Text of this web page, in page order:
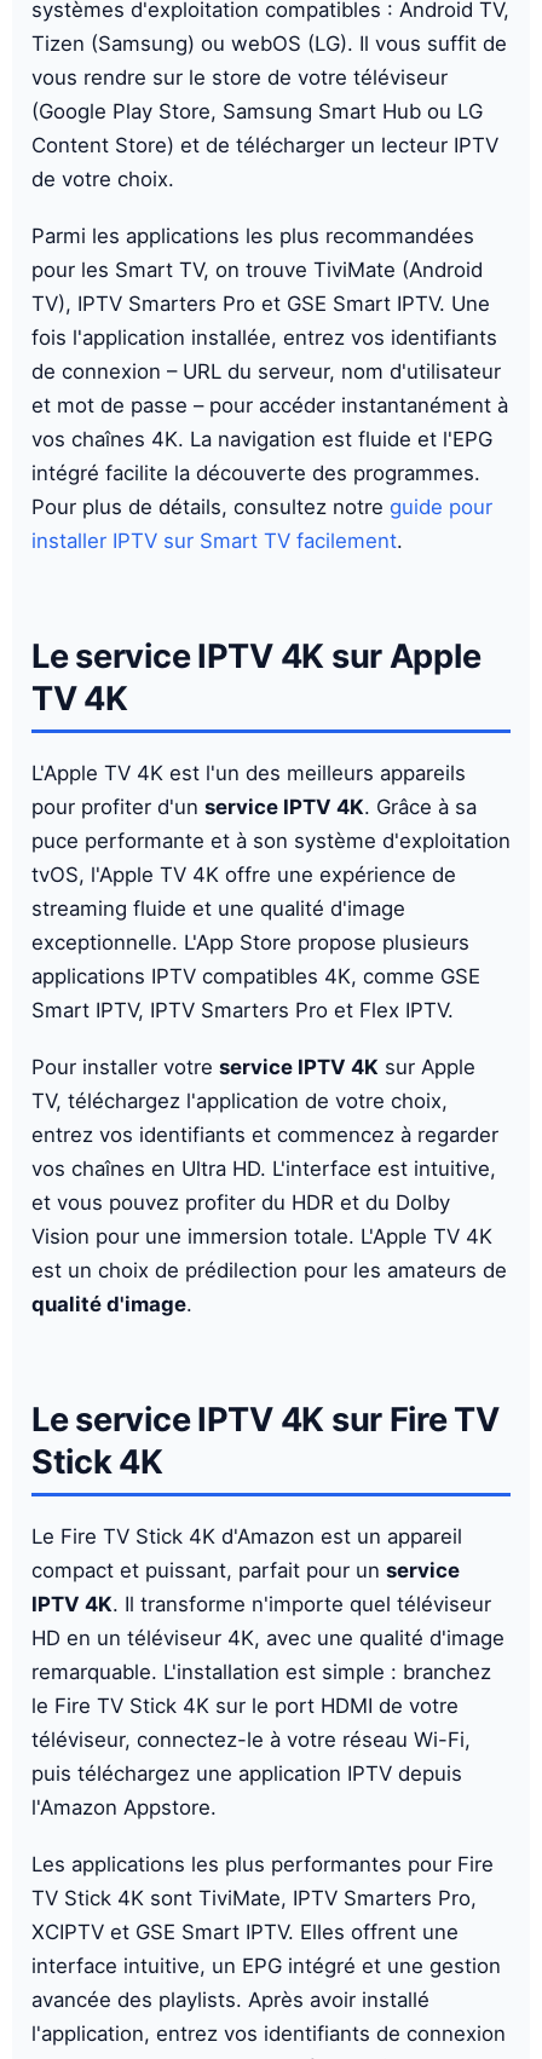
systèmes d'exploitation compatibles : Android TV,
Tizen (Samsung) ou webOS (LG). Il vous suffit de
vous rendre sur le store de votre téléviseur
(Google Play Store, Samsung Smart Hub ou LG
Content Store) et de télécharger un lecteur IPTV
de votre choix.
Parmi les applications les plus recommandées
pour les Smart TV, on trouve TiviMate (Android
TV), IPTV Smarters Pro et GSE Smart IPTV. Une
fois l'application installée, entrez vos identifiants
de connexion – URL du serveur, nom d'utilisateur
et mot de passe – pour accéder instantanément à
vos chaînes 4K. La navigation est fluide et l'EPG
intégré facilite la découverte des programmes.
Pour plus de détails, consultez notre guide pour
installer IPTV sur Smart TV facilement.
Le service IPTV 4K sur Apple
TV 4K
L'Apple TV 4K est l'un des meilleurs appareils
pour profiter d'un service IPTV 4K. Grâce à sa
puce performante et à son système d'exploitation
tvOS, l'Apple TV 4K offre une expérience de
streaming fluide et une qualité d'image
exceptionnelle. L'App Store propose plusieurs
applications IPTV compatibles 4K, comme GSE
Smart IPTV, IPTV Smarters Pro et Flex IPTV.
Pour installer votre service IPTV 4K sur Apple
TV, téléchargez l'application de votre choix,
entrez vos identifiants et commencez à regarder
vos chaînes en Ultra HD. L'interface est intuitive,
et vous pouvez profiter du HDR et du Dolby
Vision pour une immersion totale. L'Apple TV 4K
est un choix de prédilection pour les amateurs de
qualité d'image.
Le service IPTV 4K sur Fire TV
Stick 4K
Le Fire TV Stick 4K d'Amazon est un appareil
compact et puissant, parfait pour un service
IPTV 4K. Il transforme n'importe quel téléviseur
HD en un téléviseur 4K, avec une qualité d'image
remarquable. L'installation est simple : branchez
le Fire TV Stick 4K sur le port HDMI de votre
téléviseur, connectez-le à votre réseau Wi-Fi,
puis téléchargez une application IPTV depuis
l'Amazon Appstore.
Les applications les plus performantes pour Fire
TV Stick 4K sont TiviMate, IPTV Smarters Pro,
XCIPTV et GSE Smart IPTV. Elles offrent une
interface intuitive, un EPG intégré et une gestion
avancée des playlists. Après avoir installé
l'application, entrez vos identifiants de connexion